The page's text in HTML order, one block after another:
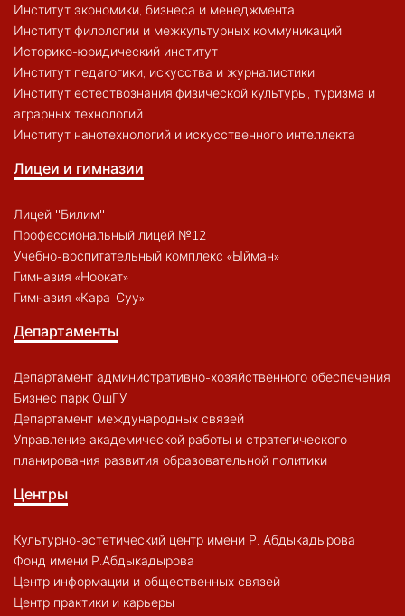
Институт экономики, бизнеса и менеджмента
Институт филологии и межкультурных коммуникаций
Историко-юридический институт
Институт педагогики, искусства и журналистики
Институт естествознания,физической культуры, туризма и
аграрных технологий
Институт нанотехнологий и искусственного интеллекта
Лицеи и гимназии
Лицей "Билим"
Профессиональный лицей №12
Учебно-воспитательный комплекс «Ыйман»
Гимназия «Ноокат»
Гимназия «Кара-Суу»
Департаменты
Департамент административно-хозяйственного обеспечения
Бизнес парк ОшГУ
Департамент международных связей
Управление академической работы и стратегического
планирования развития образовательной политики
Центры
Культурно-эстетический центр имени Р. Абдыкадырова
Фонд имени Р.Абдыкадырова
Центр информации и общественных связей
Центр практики и карьеры